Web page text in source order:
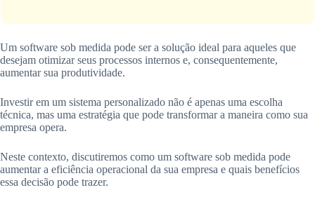
Um software sob medida pode ser a solução ideal para aqueles que
desejam otimizar seus processos internos e, consequentemente,
aumentar sua produtividade.
Investir em um sistema personalizado não é apenas uma escolha
técnica, mas uma estratégia que pode transformar a maneira como sua
empresa opera.
Neste contexto, discutiremos como um software sob medida pode
aumentar a eficiência operacional da sua empresa e quais benefícios
essa decisão pode trazer.